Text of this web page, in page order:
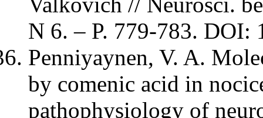
N 6. – P. 779-783. DOI:
Penniyaynen, V. A.
by comenic acid in
pathophysiology of